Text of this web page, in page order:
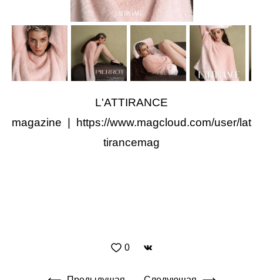
L'ATTIRANCE
magazine | https://www.magcloud.com/user/lat
tirancemag
0